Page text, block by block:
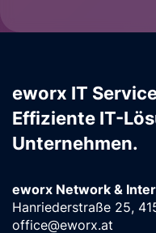
eworx IT
Effiziente IT-
Unternehmen.
eworx Network &
Hanriederstraße 25,
office@eworx.at